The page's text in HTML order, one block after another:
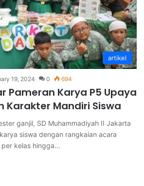
artikel
19, 2024 0 694
Pameran Karya P5 Upaya
Karakter Mandiri Siswa
ganjil, SD Muhammadiyah II Jakarta
siswa dengan rangkaian acara
kelas hingga…